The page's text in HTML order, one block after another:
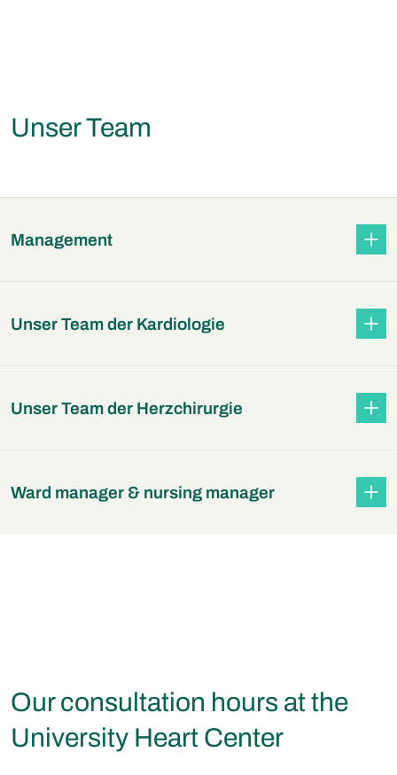
Unser Team
Management
Unser Team der Kardiologie
Unser Team der Herzchirurgie
Ward manager & nursing manager
Our consultation hours at the
University Heart Center